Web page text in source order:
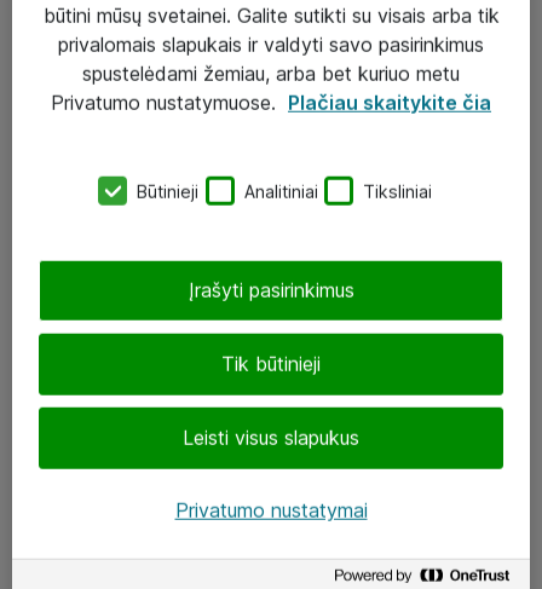
Sprendimai
Įgyvendinti projektai
Atea ekspertų patarimai verslui
UAB „ATEA“
J. Rutkausko g. 6, Vilnius
Atea kontaktai
Aplankykite mus
būtini mūsų svetainei. Galite sutikti su visais arba tik
privalomais slapukais ir valdyti savo pasirinkimus
spustelėdami žemiau, arba bet kuriuo metu
Privatumo nustatymuose. Plačiau skaitykite čia
Būtinieji Analitiniai Tiksliniai
Tik būtinieji
Leisti visus slapukus
Įrašyti pasirinkimus
Privatumo nustatymai